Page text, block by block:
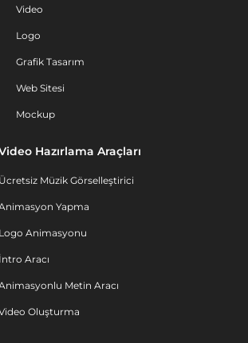
Video
Logo
Grafik Tasarım
Web Sitesi
Mockup
Hazırlama Araçları
Ücretsiz Müzik Görselleştirici
Yapma
Logo Animasyonu
İntro Aracı
Metin Aracı
Oluşturma